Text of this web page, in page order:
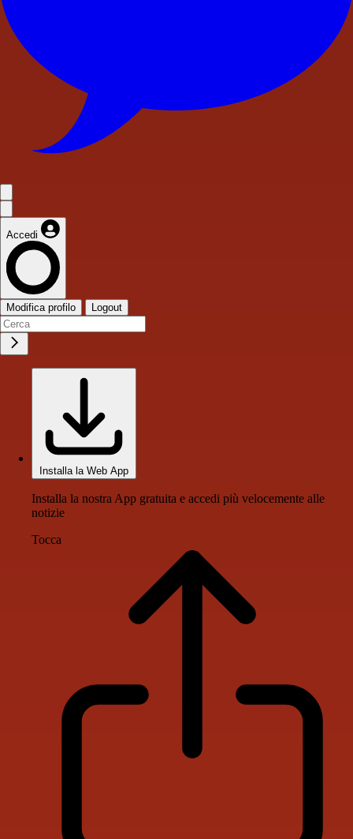
Accedi
Modifica profilo Logout
Installa la Web App
Installa la nostra App gratuita e accedi più velocemente alle
notizie
Tocca